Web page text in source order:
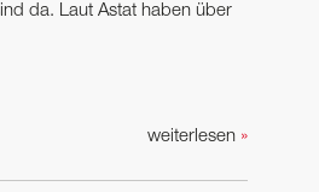
da. Laut Astat haben über
weiterlesen »